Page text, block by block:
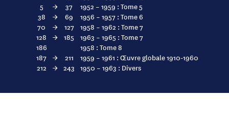
5
→ 37
1952 – 1959 : Tome 5
38
→ 69
1956 – 1957 : Tome 6
70
→ 127
1958 – 1962 : Tome 7
128
→ 185
1963 – 1965 : Tome 7
186
1958 : Tome 8
187 → 211
1959 – 1961 : Œuvre globale 1910-1960
212
→ 243 1950 – 1963 : Divers